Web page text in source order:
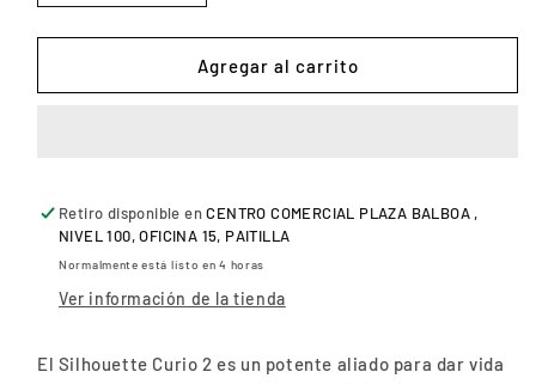
cantidad
para
SILHOUETTE
CURIO
cantidad
para
SILHOUETTE
CURIO
Agregar al carrito
Retiro disponible enCENTRO COMERCIAL PLAZA BALBOA ,
NIVEL 100, OFICINA 15, PAITILLA
Normalmente está listo en 4 horas
Ver información de la tienda
El Silhouette Curio 2 es un potente aliado para dar vida